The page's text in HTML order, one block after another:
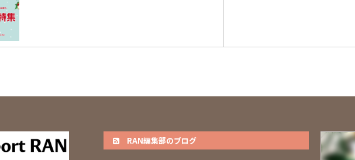
RAN編集部のブログ